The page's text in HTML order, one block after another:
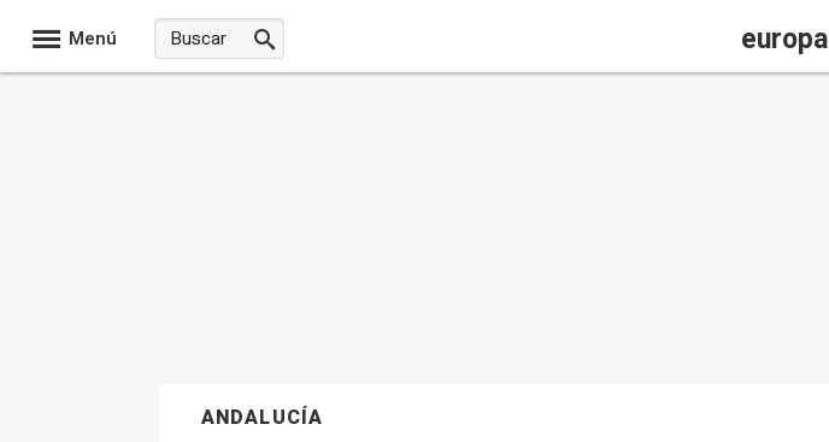
Menú europa
ANDALUCÍA